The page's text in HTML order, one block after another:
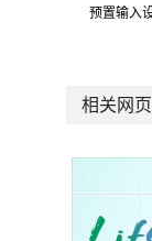
预置输入
相关网页